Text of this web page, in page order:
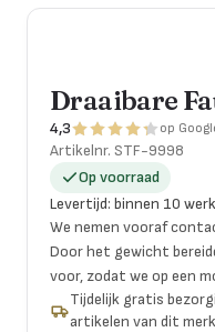
Draaibare
4,3 op
Artikelnr. STF-9998
Op voorraad
Levertijd: binnen 10
We nemen vooraf
Door het gewicht
voor, zodat we op een
Tijdelijk gratis
artikelen van dit merk